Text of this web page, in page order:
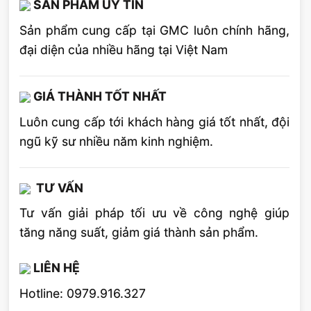
SẢN PHẨM UY TÍN
Sản phẩm cung cấp tại GMC luôn chính hãng,
đại diện của nhiều hãng tại Việt Nam
GIÁ THÀNH TỐT NHẤT
Luôn cung cấp tới khách hàng giá tốt nhất, đội
ngũ kỹ sư nhiều năm kinh nghiệm.
TƯ VẤN
Tư vấn giải pháp tối ưu về công nghệ giúp
tăng năng suất, giảm giá thành sản phẩm.
LIÊN HỆ
Hotline: 0979.916.327
nhân tố đáng quan tâm, nếu yêu cầu công việc
cần di chuyển nhiều có thể lựa chọn những loại
máy hàn có trọng lượng nhẹ, nhưng vấn phải
Các máy hàn điện mini có dòng hàn từ 160A
đến 250A: Thường được thiết kế dùng với cấp
điện áp 1 phase 220V. Các máy hàn điện tử có
dòng hàn từ 250A đến 500A: Thường được
thiết kế dùng với điện áp 3 phase 380V
Đường kính dây, điện cực và chu kỳ tải của
máy
Để đảm bảo cho quá trình hàn thuận lợi, một
chọn đường kính dây hàn, điện cực, chu kỳ tải